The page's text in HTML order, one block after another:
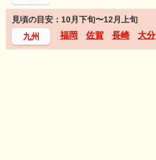
見頃の目安：10月下旬〜12月上旬
九州
福岡 佐賀 長崎 大分